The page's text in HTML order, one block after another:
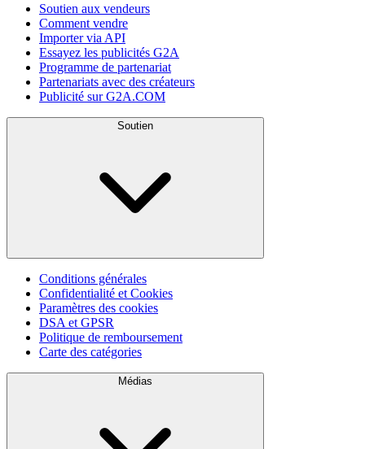
Soutien aux vendeurs
Comment vendre
Importer via API
Essayez les publicités G2A
Programme de partenariat
Partenariats avec des créateurs
Publicité sur G2A.COM
Soutien
Conditions générales
Confidentialité et Cookies
Paramètres des cookies
DSA et GPSR
Politique de remboursement
Carte des catégories
Médias